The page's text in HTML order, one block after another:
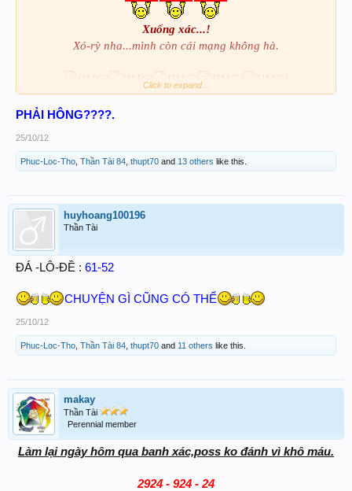
Xuống xác...!
Xó-rỳ nha...mình còn cái mạng không hà.
[COLOR=Red]19-19-19-91-91-91[/COLOR]
Click to expand...
PHẢI HÔNG????.
25/10/12
Phuc-Loc-Tho Thần Tài 84 thupt70 and 13 others like this.
huyhoang100196
Thần Tài
ĐÁ -LÔ-ĐỀ : 61-52
CHUYỆN GÌ CŨNG CÓ THỂ
25/10/12
Phuc-Loc-Tho Thần Tài 84 thupt70 and 11 others like this.
makay
Thần Tài
Perennial member
Làm lại ngày hôm qua banh xác,poss ko đánh vì khô máu.​
2924 - 924 - 24